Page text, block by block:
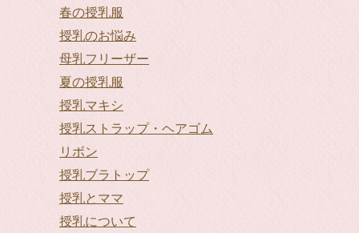
春の授乳服
授乳のお悩み
母乳フリーザー
夏の授乳服
授乳マキシ
授乳ストラップ・ヘアゴム
リボン
授乳ブラトップ
授乳とママ
授乳について